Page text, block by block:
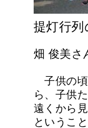
提灯行
畑 俊美さ
子供の頃
ら、子供
遠くから
というこ